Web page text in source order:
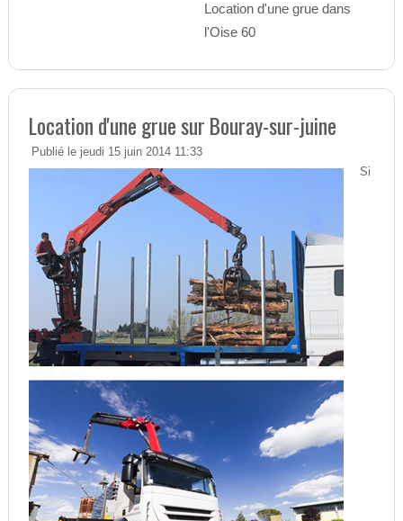
Location d'une grue dans
l'Oise 60
Location d'une grue sur Bouray-sur-juine
Publié le jeudi 15 juin 2014 11:33
Si